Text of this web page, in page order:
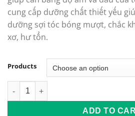
cung cấp dưỡng chất thiết yếu
dưỡng sợi tóc bóng mượt, chắc
xơ, hư tổn.
Products
Tinh chất nuôi dưỡng, phục hồi tóc
ADD TO